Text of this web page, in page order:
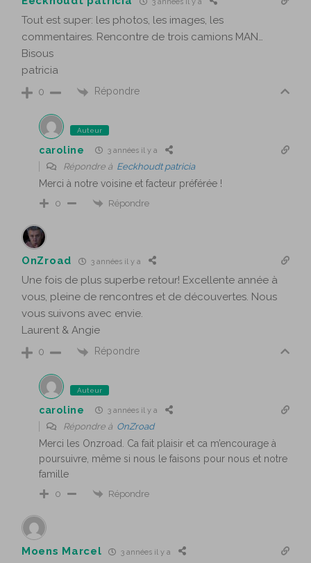
Tout est super: les photos, les images, les
commentaires. Rencontre de trois camions MAN…
Bisous
patricia
0 Répondre
Auteur
caroline 3 années il y a
Répondre à Eeckhoudt patricia
Merci à notre voisine et facteur préférée !
0 Répondre
OnZroad 3 années il y a
Une fois de plus superbe retour! Excellente année à
vous, pleine de rencontres et de découvertes. Nous
vous suivons avec envie.
Laurent & Angie
0 Répondre
Auteur
caroline 3 années il y a
Répondre à OnZroad
Merci les Onzroad. Ca fait plaisir et ca m’encourage à
poursuivre, même si nous le faisons pour nous et notre
famille
0 Répondre
Moens Marcel 3 années il y a